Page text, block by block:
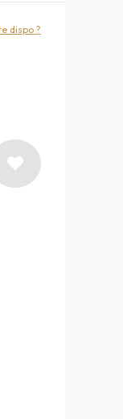
dispo ?